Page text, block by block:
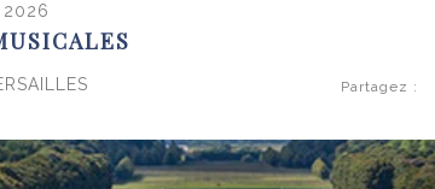
2026
Partagez :